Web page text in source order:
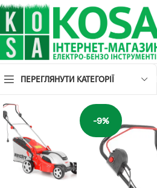
ПЕРЕГЛЯНУТИ КАТЕГОРІЇ
-9%